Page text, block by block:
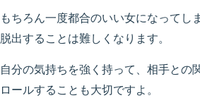
もちろん一度都合のいい女になってし
脱出することは難しくなります。
自分の気持ちを強く持って、相手との
ロールすることも大切ですよ。